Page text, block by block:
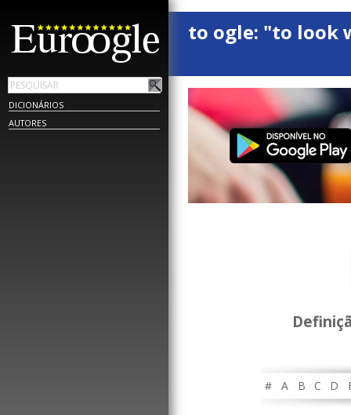
DICIONÁRIOS
AUTORES
to ogle: "to look
# A B C D